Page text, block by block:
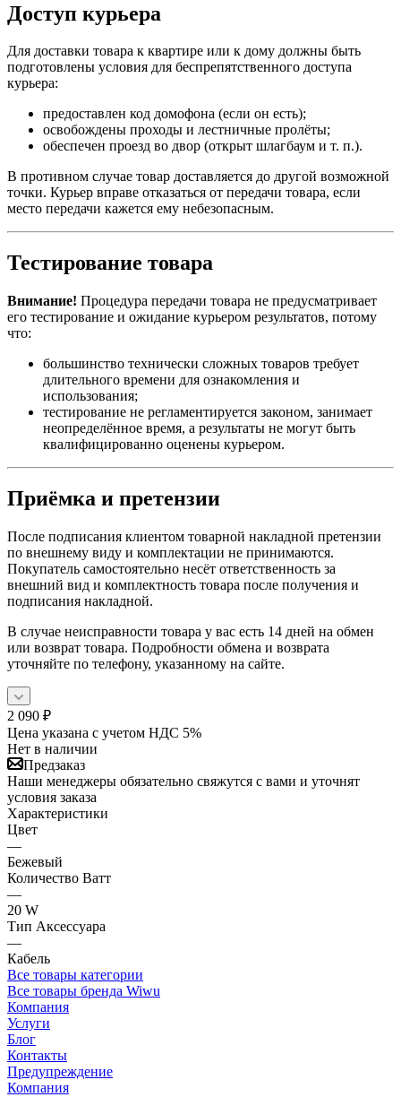
Доступ курьера
Для доставки товара к квартире или к дому должны быть
подготовлены условия для беспрепятственного доступа
курьера:
предоставлен код домофона (если он есть);
освобождены проходы и лестничные пролёты;
обеспечен проезд во двор (открыт шлагбаум и т. п.).
В противном случае товар доставляется до другой возможной
точки. Курьер вправе отказаться от передачи товара, если
место передачи кажется ему небезопасным.
Тестирование товара
Внимание! Процедура передачи товара не предусматривает
его тестирование и ожидание курьером результатов, потому
что:
большинство технически сложных товаров требует
длительного времени для ознакомления и
использования;
тестирование не регламентируется законом, занимает
неопределённое время, а результаты не могут быть
квалифицированно оценены курьером.
Приёмка и претензии
После подписания клиентом товарной накладной претензии
по внешнему виду и комплектации не принимаются.
Покупатель самостоятельно несёт ответственность за
внешний вид и комплектность товара после получения и
подписания накладной.
В случае неисправности товара у вас есть 14 дней на обмен
или возврат товара. Подробности обмена и возврата
уточняйте по телефону, указанному на сайте.
2 090 ₽
Цена указана с учетом НДС 5%
Нет в наличии
Предзаказ
Наши менеджеры обязательно свяжутся с вами и уточнят
условия заказа
Характеристики
Цвет
—
Бежевый
Количество Ватт
—
20 W
Тип Аксессуара
—
Кабель
Все товары категории
Все товары бренда Wiwu
Компания
Услуги
Блог
Контакты
Предупреждение
Компания